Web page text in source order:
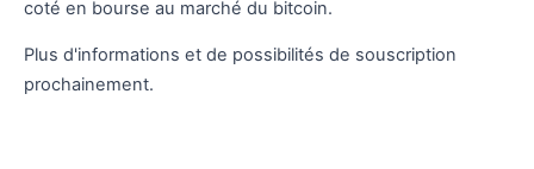
coté en bourse au marché du bitcoin.
Plus d'informations et de possibilités de souscription
prochainement.